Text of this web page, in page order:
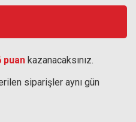
puan kazanacaksınız.
siparişler aynı gün